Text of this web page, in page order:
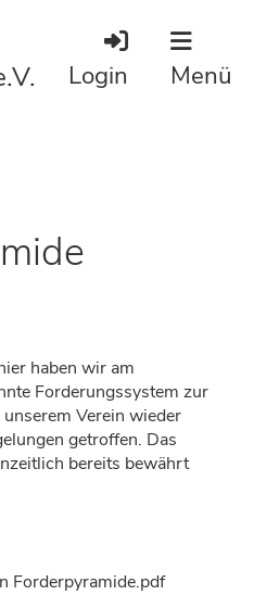
Login Menü
haben wir am
Forderungssystem zur
Verein wieder
getroffen. Das
bereits bewährt
Forderpyramide.pdf